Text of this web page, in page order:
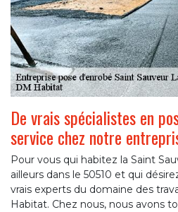
De vrais spécialistes en
service chez notre
Pour vous qui habitez la Saint
ailleurs dans le 50510 et qui
vrais experts du domaine des
Habitat. Chez nous, nous avons